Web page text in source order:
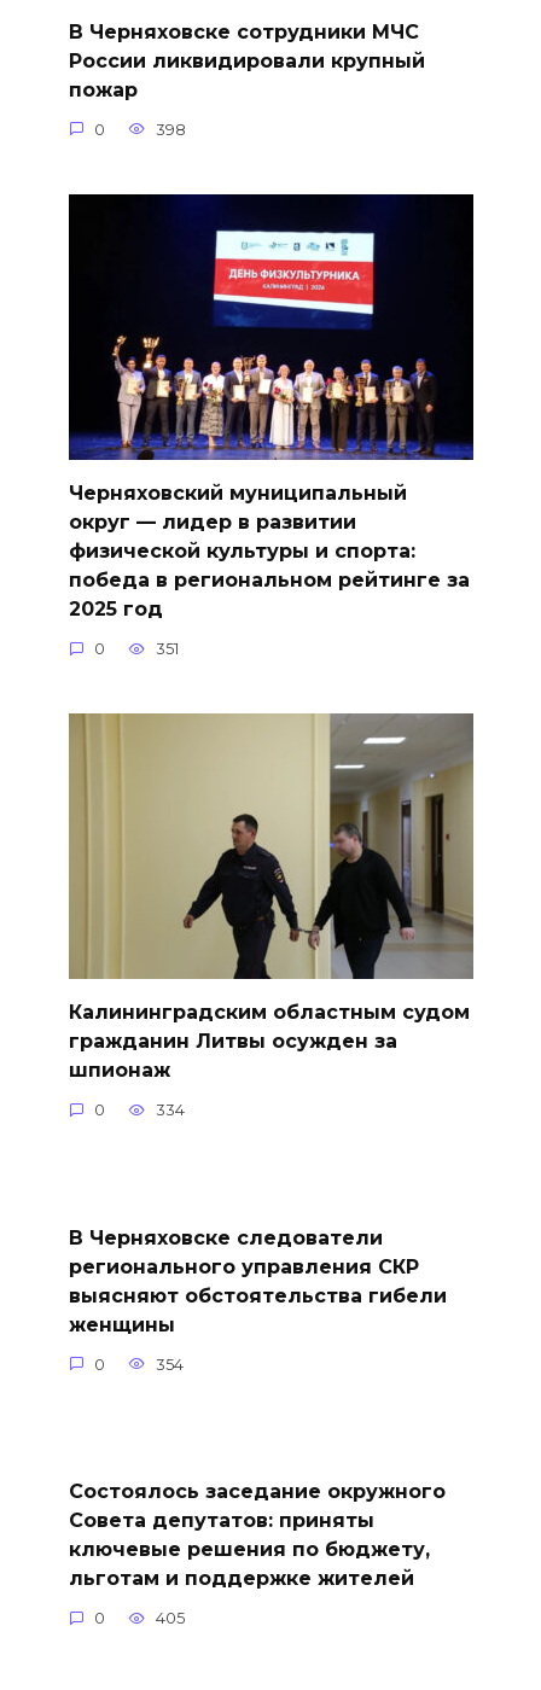
В Черняховске сотрудники МЧС
России ликвидировали крупный
пожар
0 398
Черняховский муниципальный
округ — лидер в развитии
физической культуры и спорта:
победа в региональном рейтинге за
2025 год
0 351
Калининградским областным судом
гражданин Литвы осужден за
шпионаж
0 334
В Черняховске следователи
регионального управления СКР
выясняют обстоятельства гибели
женщины
0 354
Состоялось заседание окружного
Совета депутатов: приняты
ключевые решения по бюджету,
льготам и поддержке жителей
0 405